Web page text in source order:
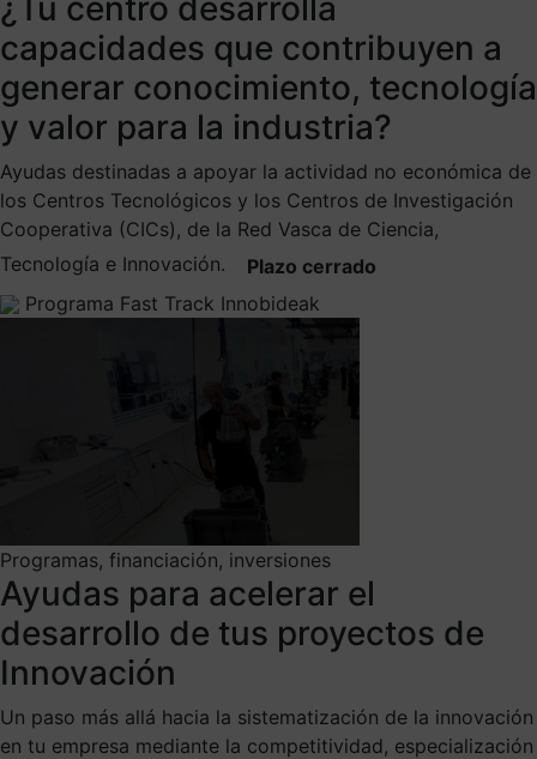
capacidades que contribuyen a
generar conocimiento, tecnología
y valor para la industria?
Ayudas destinadas a apoyar la actividad no económica de
los Centros Tecnológicos y los Centros de Investigación
Cooperativa (CICs), de la Red Vasca de Ciencia,
Tecnología e Innovación.
Plazo cerrado
Programa Fast Track Innobideak
Programas, financiación, inversiones
Ayudas para acelerar el
desarrollo de tus proyectos de
Innovación
Un paso más allá hacia la sistematización de la innovación
en tu empresa mediante la competitividad, especialización